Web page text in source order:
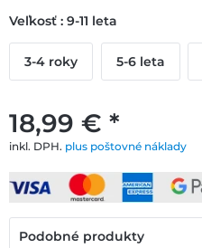
18,99 € *
inkl. DPH. plus poštovné náklady
Veľkosť : 9-11 leta
3-4 roky 5-6 leta
Podobné produkty